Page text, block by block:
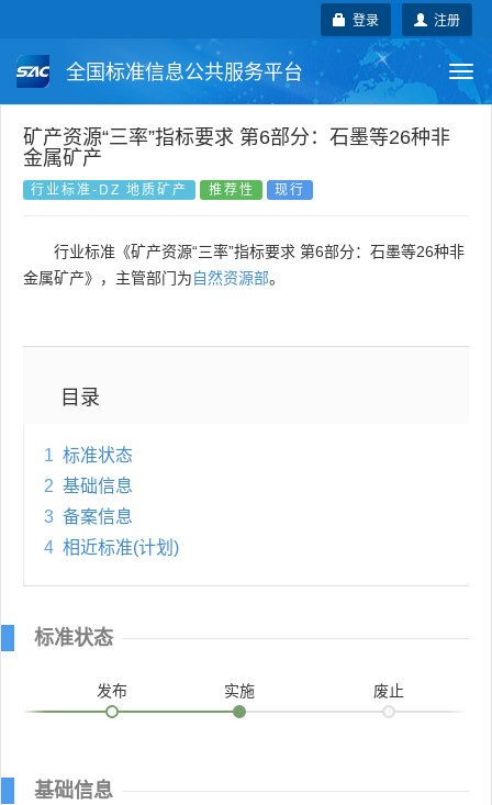
注册
登录
全国标准信息公共服务平台
国家标准 行业标准 地方标准
团体标准 企业标准
国外标准 技术委员会
矿产资源“三率”指标要求 第6部分：石墨等26种非
金属矿产
行业标准-DZ 地质矿产 推荐性 现行
行业标准《矿产资源“三率”指标要求 第6部分：石墨等26种非
金属矿产》，主管部门为自然资源部。
目录
1 标准状态
2 基础信息
3 备案信息
4 相近标准(计划)
标准状态
发布 实施 废止
基础信息